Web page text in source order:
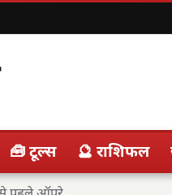
🧰 टूल्स 🔮 राशिफल